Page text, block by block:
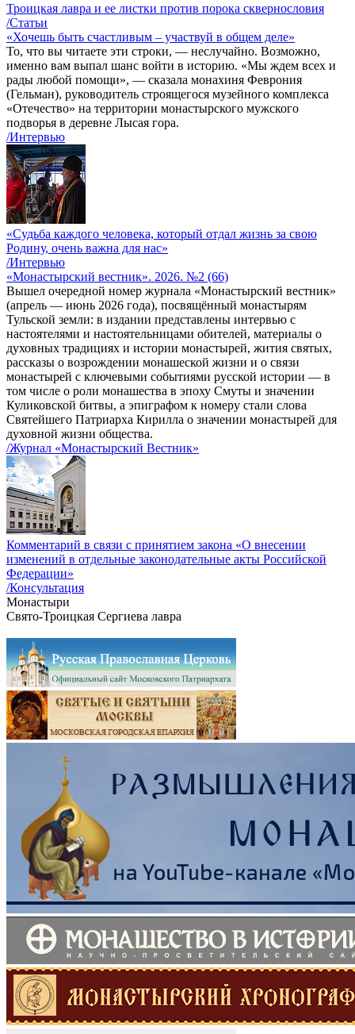
Троицкая лавра и ее листки против порока сквернословия
/Статьи
«Хочешь быть счастливым – участвуй в общем деле»
То, что вы читаете эти строки, — неслучайно. Возможно,
именно вам выпал шанс войти в историю. «Мы ждем всех и
рады любой помощи», — сказала монахиня Феврония
(Гельман), руководитель строящегося музейного комплекса
«Отечество» на территории монастырского мужского
подворья в деревне Лысая гора.
/Интервью
«Судьба каждого человека, который отдал жизнь за свою
Родину, очень важна для нас»
/Интервью
«Монастырский вестник». 2026. №2 (66)
Вышел очередной номер журнала «Монастырский вестник»
(апрель — июнь 2026 года), посвящённый монастырям
Тульской земли: в издании представлены интервью с
настоятелями и настоятельницами обителей, материалы о
духовных традициях и истории монастырей, жития святых,
рассказы о возрождении монашеской жизни и о связи
монастырей с ключевыми событиями русской истории — в
том числе о роли монашества в эпоху Смуты и значении
Куликовской битвы, а эпиграфом к номеру стали слова
Святейшего Патриарха Кирилла о значении монастырей для
духовной жизни общества.
/Журнал «Монастырский Вестник»
Комментарий в связи с принятием закона «О внесении
изменений в отдельные законодательные акты Российской
Федерации»
/Консультация
Монастыри
Свято-Троицкая Сергиева лавра